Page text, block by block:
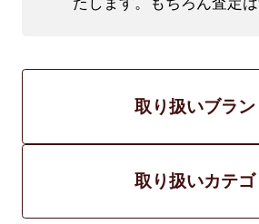
たします。もちろん査定は
取り扱いブラン
取り扱いカテゴ